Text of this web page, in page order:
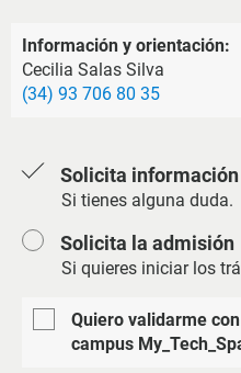
Información y orientación:
Cecilia Salas Silva
(34) 93 706 80 35
Solicita información
Si tienes alguna duda.
Solicita la admisión
Si quieres iniciar los
Quiero validarme
campus